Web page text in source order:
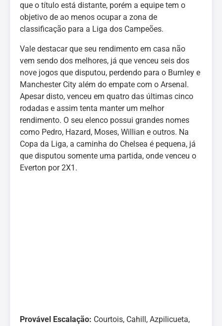
que o título está distante, porém a equipe tem o
objetivo de ao menos ocupar a zona de
classificação para a Liga dos Campeões.
Vale destacar que seu rendimento em casa não
vem sendo dos melhores, já que venceu seis dos
nove jogos que disputou, perdendo para o Burnley e
Manchester City além do empate com o Arsenal.
Apesar disto, venceu em quatro das últimas cinco
rodadas e assim tenta manter um melhor
rendimento. O seu elenco possui grandes nomes
como Pedro, Hazard, Moses, Willian e outros. Na
Copa da Liga, a caminha do Chelsea é pequena, já
que disputou somente uma partida, onde venceu o
Everton por 2X1.
Provável Escalação: Courtois, Cahill, Azpilicueta,